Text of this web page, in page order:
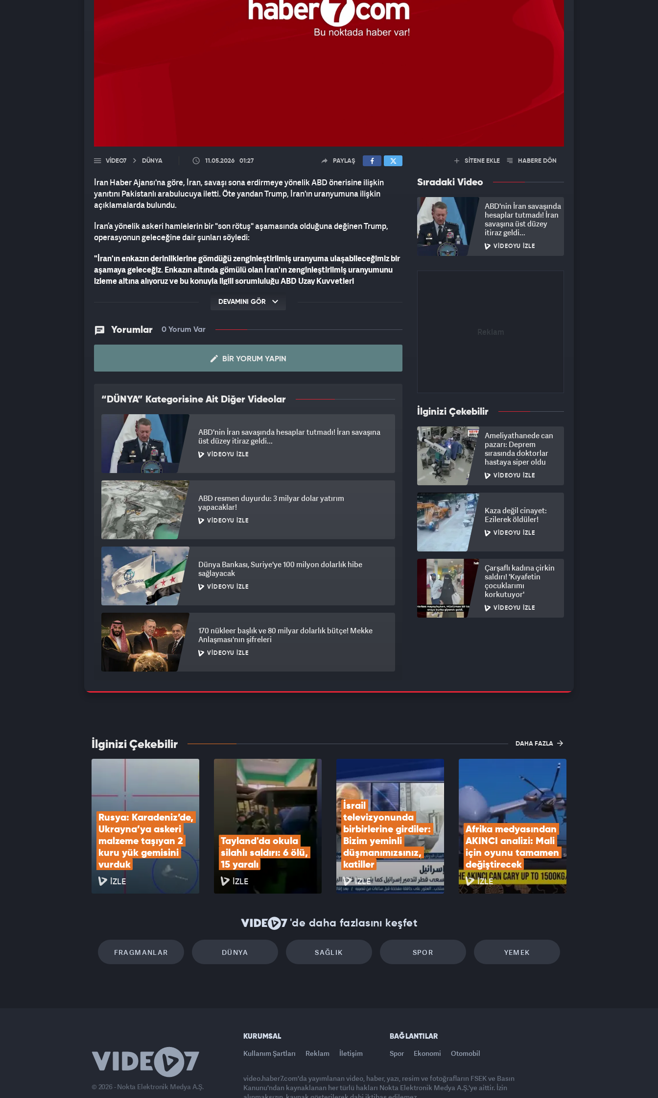
VIDEO7 DÜNYA 11.05.2026 01:27 PAYLAŞ
İran Haber Ajansı'na göre, İran, savaşı sona erdirmeye yönelik ABD önerisine ilişkin
yanıtını Pakistanlı arabulucuya iletti. Öte yandan Trump, İran'ın uranyumuna ilişkin
açıklamalarda bulundu.
İran’a yönelik askeri hamlelerin bir "son rötuş" aşamasında olduğuna değinen Trump,
operasyonun geleceğine dair şunları söyledi:
"İran'ın enkazın derinliklerine gömdüğü zenginleştirilmiş uranyuma ulaşabileceğimiz bir
aşamaya geleceğiz. Enkazın altında gömülü olan İran'ın zenginleştirilmiş uranyumunu
izleme altına alıyoruz ve bu konuyla ilgili sorumluluğu ABD Uzay Kuvvetleri
onların yenilgiye uğradığını söyledim.''DEVAMINI GÖR
Yorumlar 0 Yorum Var
BIR YORUM YAPIN
“DÜNYA” Kategorisine Ait Diğer Videolar
ABD'nin İran savaşında hesaplar tutmadı! İran savaşına
üst düzey itiraz geldi...
VIDEOYU İZLE
ABD resmen duyurdu: 3 milyar dolar yatırım
yapacaklar!
VIDEOYU İZLE
Dünya Bankası, Suriye'ye 100 milyon dolarlık hibe
sağlayacak
VIDEOYU İZLE
170 nükleer başlık ve 80 milyar dolarlık bütçe! Mekke
Anlaşması'nın şifreleri
VIDEOYU İZLE
ABD Savunma Bakanlığı, UFO'lar hakkında yeni
videolar ve belgeler yayımladı
VIDEOYU İZLE
SİTENE EKLE HABERE DÖN
Sıradaki Video
ABD'nin İran savaşında
hesaplar tutmadı! İran
savaşına üst düzey
itiraz geldi...
VIDEOYU İZLE
İlginizi Çekebilir
Ameliyathanede can
pazarı: Deprem
sırasında doktorlar
hastaya siper oldu
VIDEOYU İZLE
Kaza değil cinayet:
Ezilerek öldüler!
VIDEOYU İZLE
Çarşaflı kadına çirkin
saldırı! 'Kıyafetin
çocuklarımı
korkutuyor'
VIDEOYU İZLE
İlginizi Çekebilir DAHA FAZLA
Rusya: Karadeniz’de,
Ukrayna’ya askeri
malzeme taşıyan 2
kuru yük gemisini
vurduk
İZLE
Tayland'da okula
silahlı saldırı: 6 ölü,
15 yaralı
İZLE
İsrail
televizyonunda
birbirlerine girdiler:
Bizim yeminli
düşmanımızsınız,
katiller
İZLE
Afrika medyasından
AKINCI analizi: Mali
için oyunu tamamen
değiştirecek
İZLE
'de daha fazlasını keşfet
FRAGMANLAR DÜNYA SAĞLIK SPOR YEMEK
© 2026 - Nokta Elektronik Medya A.Ş.
KURUMSAL
Kullanım Şartları Reklam İletişim
BAĞLANTILAR
Spor Ekonomi Otomobil
video.haber7.com'da yayımlanan video, haber, yazı, resim ve fotoğrafların FSEK ve Basın
Kanunu'ndan kaynaklanan her türlü hakları Nokta Elektronik Medya A.Ş.'ye aittir. İzin